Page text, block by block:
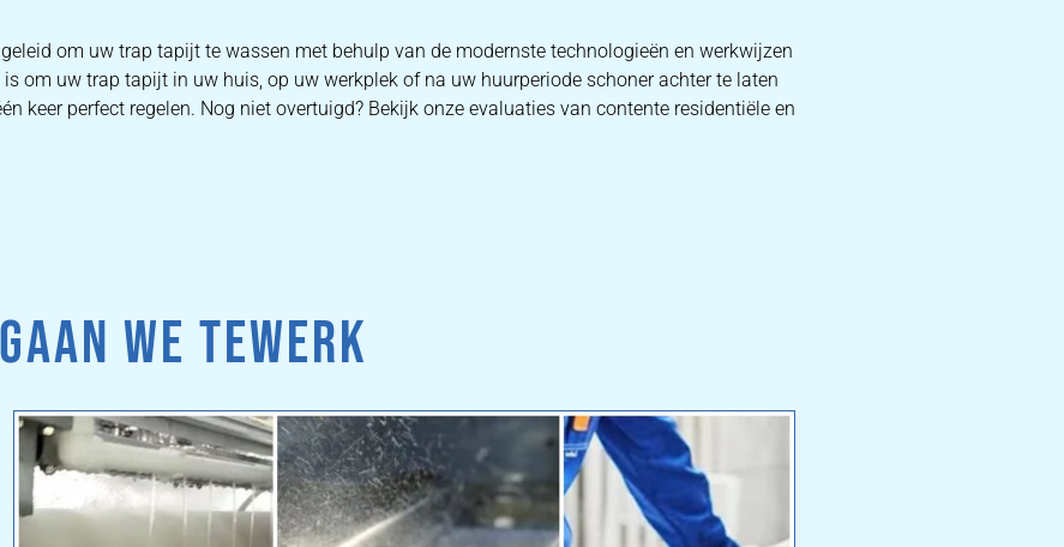
om uw trap tapijt te wassen met behulp van de modernste technologieën en werkwijzen
om uw trap tapijt in uw huis, op uw werkplek of na uw huurperiode schoner achter te laten
keer perfect regelen. Nog niet overtuigd? Bekijk onze evaluaties van contente residentiële en
WE TEWERK